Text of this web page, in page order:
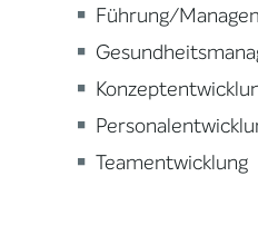
Führung/
Teamentwicklung